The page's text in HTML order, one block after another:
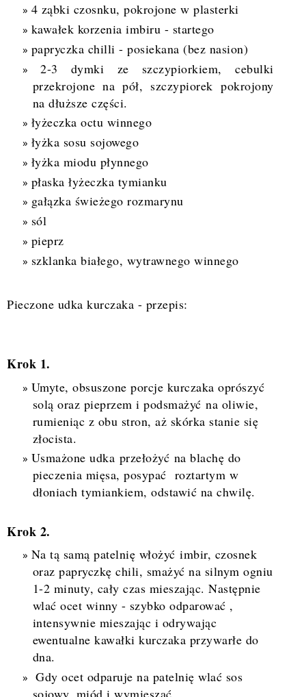
4 ząbki czosnku, pokrojone w plasterki
kawałek korzenia imbiru - startego
papryczka chilli - posiekana (bez nasion)
2-3 dymki ze szczypiorkiem, cebulki
przekrojone na pół, szczypiorek pokrojony
na dłuższe części.
łyżeczka octu winnego
łyżka sosu sojowego
łyżka miodu płynnego
płaska łyżeczka tymianku
gałązka świeżego rozmarynu
sól
pieprz
szklanka białego, wytrawnego winnego
Pieczone udka kurczaka - przepis:
Krok 1.
Umyte, obsuszone porcje kurczaka oprószyć
solą oraz pieprzem i podsmażyć na oliwie,
rumieniąc z obu stron, aż skórka stanie się
złocista.
Usmażone udka przełożyć na blachę do
pieczenia mięsa, posypać roztartym w
dłoniach tymiankiem, odstawić na chwilę.
Krok 2.
Na tą samą patelnię włożyć imbir, czosnek
oraz papryczkę chili, smażyć na silnym ogniu
1-2 minuty, cały czas mieszając. Następnie
wlać ocet winny - szybko odparować ,
intensywnie mieszając i odrywając
ewentualne kawałki kurczaka przywarłe do
dna.
Gdy ocet odparuje na patelnię wlać sos
sojowy, miód i wymieszać